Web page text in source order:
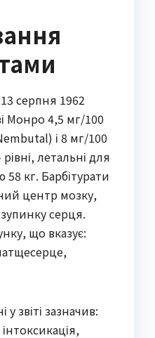
серпня 1962
Монро 4,5 мг/100
і 8 мг/100
летальні для
58 кг. Барбітурати
центр мозку,
серця.
що вказує:
звіті зазначив: